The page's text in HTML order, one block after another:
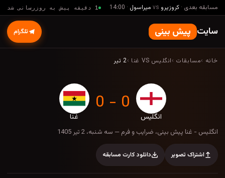
مسابقه بعدی · کروزیرو vs میراسول ·
14:00 1 دقیقه پیش به روزرسانی شد
سایت پیش بینی تلگرام
خانه ›مسابقات ›انگلیس VS غنا ›2 تیر
انگلیس
0 - 0
غنا
انگلیس - غنا پیش بینی، ضرایب و فرم — سه
انگلیس - غنا پیش بینی، ضرایب و فرم — سه شنبه، 2 تیر 1405
اشتراک تصویر دانلود کارت مسابقه